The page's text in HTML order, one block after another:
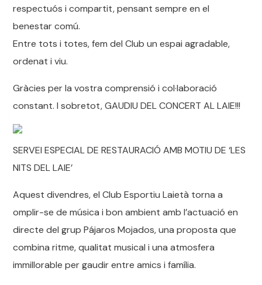
respectuós i compartit, pensant sempre en el
benestar comú.
Entre tots i totes, fem del Club un espai agradable,
ordenat i viu.
Gràcies per la vostra comprensió i col·laboració
constant. I sobretot, GAUDIU DEL CONCERT AL LAIE!!!
SERVEI ESPECIAL DE RESTAURACIÓ AMB MOTIU DE ‘LES
NITS DEL LAIE’
Aquest divendres, el Club Esportiu Laietà torna a
omplir-se de música i bon ambient amb l’actuació en
directe del grup Pájaros Mojados, una proposta que
combina ritme, qualitat musical i una atmosfera
immillorable per gaudir entre amics i família.